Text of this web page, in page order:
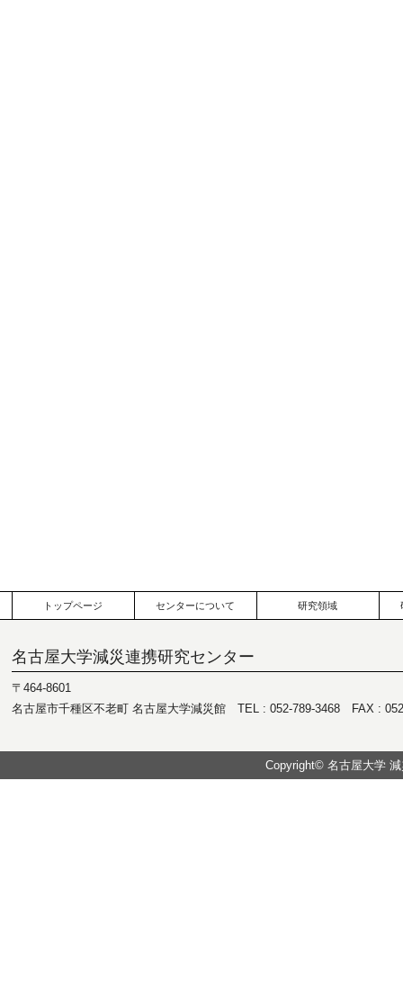
トップページ センターについて 研究領域
名古屋大学減災連携研究センター
〒464-8601
名古屋市千種区不老町 名古屋大学減災館 TEL : 052-789-3468 FAX :
Copyright© 名古屋大学